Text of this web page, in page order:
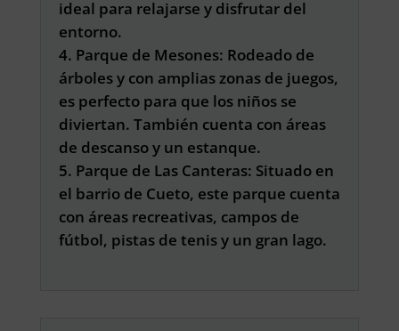
ideal para relajarse y disfrutar del
entorno.
Parque de Mesones: Rodeado de
árboles y con amplias zonas de juegos,
es perfecto para que los niños se
diviertan. También cuenta con áreas
de descanso y un estanque.
Parque de Las Canteras: Situado en
el barrio de Cueto, este parque cuenta
con áreas recreativas, campos de
fútbol, pistas de tenis y un gran lago.